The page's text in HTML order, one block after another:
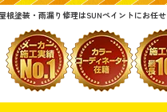
根塗装・雨漏り修理はSUNペイントにお任せ